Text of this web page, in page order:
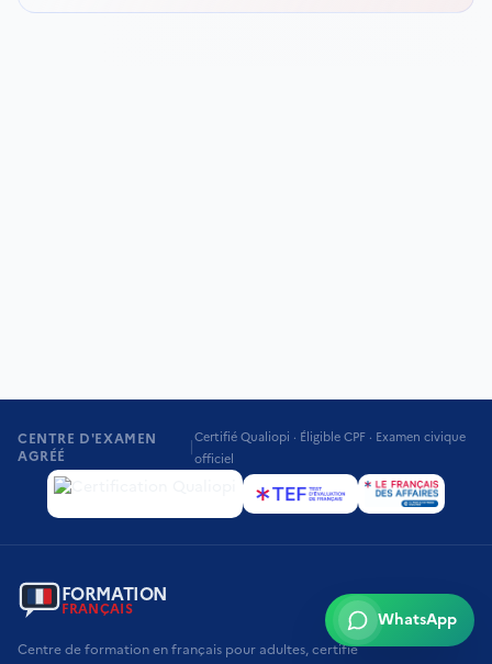
CENTRE D'EXAMEN
AGRÉÉ
|Certifié Qualiopi · Éligible CPF · Examen civique
officiel
FORMATION
FRANÇAIS
Centre de formation en français pour adultes, certifié
WhatsApp